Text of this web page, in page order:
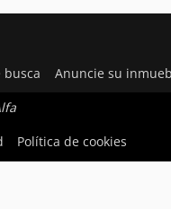
busca Anuncie su
Política de cookies